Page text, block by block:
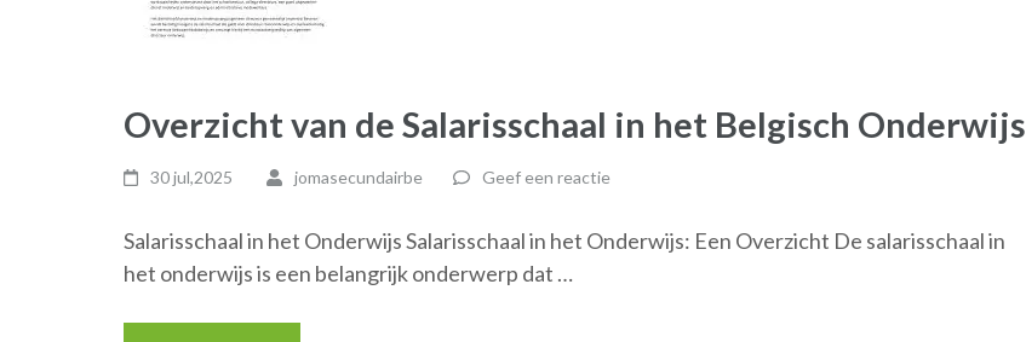
Overzicht van de Salarisschaal in het Belgisch Onderwijs
30 jul,2025 jomasecundairbe Geef een reactie
Salarisschaal in het Onderwijs Salarisschaal in het Onderwijs: Een Overzicht De salarisschaal in
het onderwijs is een belangrijk onderwerp dat …